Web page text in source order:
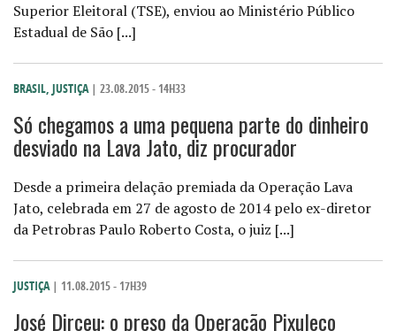
Superior Eleitoral (TSE), enviou ao Ministério Público
Estadual de São [...]
BRASIL, JUSTIÇA | 23.08.2015 - 14H33
Só chegamos a uma pequena parte do dinheiro
desviado na Lava Jato, diz procurador
Desde a primeira delação premiada da Operação Lava
Jato, celebrada em 27 de agosto de 2014 pelo ex-diretor
da Petrobras Paulo Roberto Costa, o juiz [...]
JUSTIÇA | 11.08.2015 - 17H39
José Dirceu: o preso da Operação Pixuleco